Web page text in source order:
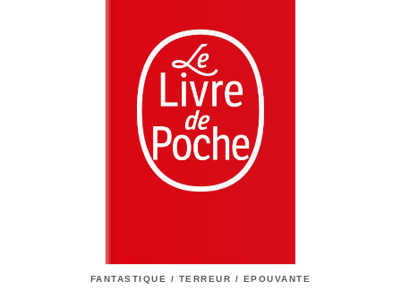
FANTASTIQUE / TERREUR / EPOUVANTE